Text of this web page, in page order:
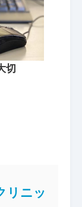
切
リニッ